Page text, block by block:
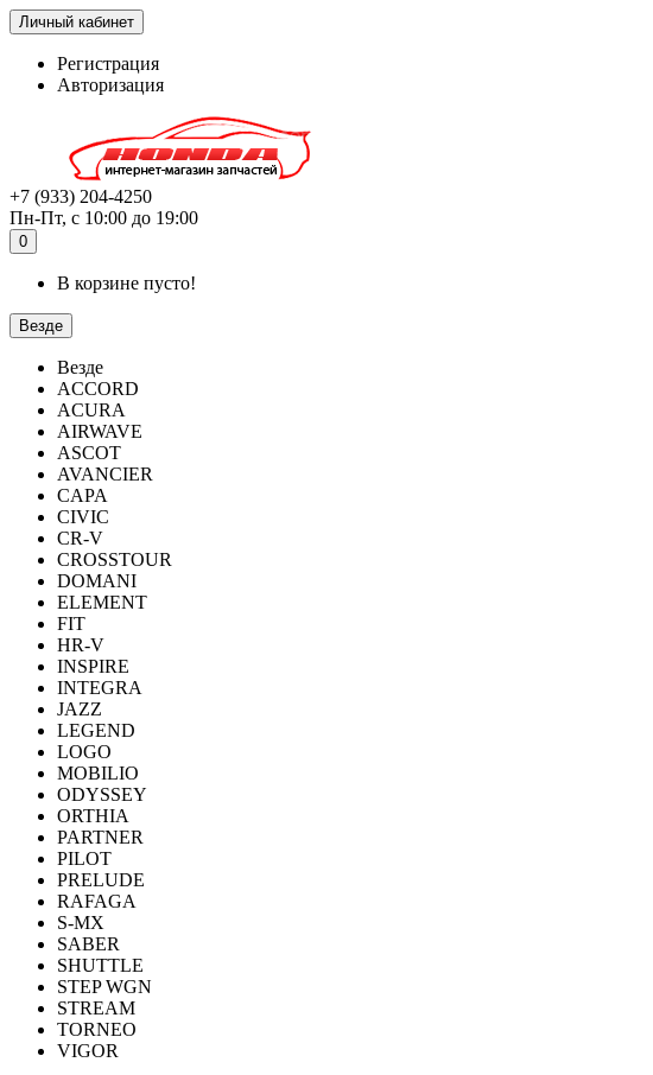
Личный кабинет
Регистрация
Авторизация
+7 (933) 204-4250
Пн-Пт, с 10:00 до 19:00
0
В корзине пусто!
Везде
Везде
ACCORD
ACURA
AIRWAVE
ASCOT
AVANCIER
CAPA
CIVIC
CR-V
CROSSTOUR
DOMANI
ELEMENT
FIT
HR-V
INSPIRE
INTEGRA
JAZZ
LEGEND
LOGO
MOBILIO
ODYSSEY
ORTHIA
PARTNER
PILOT
PRELUDE
RAFAGA
S-MX
SABER
SHUTTLE
STEP WGN
STREAM
TORNEO
VIGOR